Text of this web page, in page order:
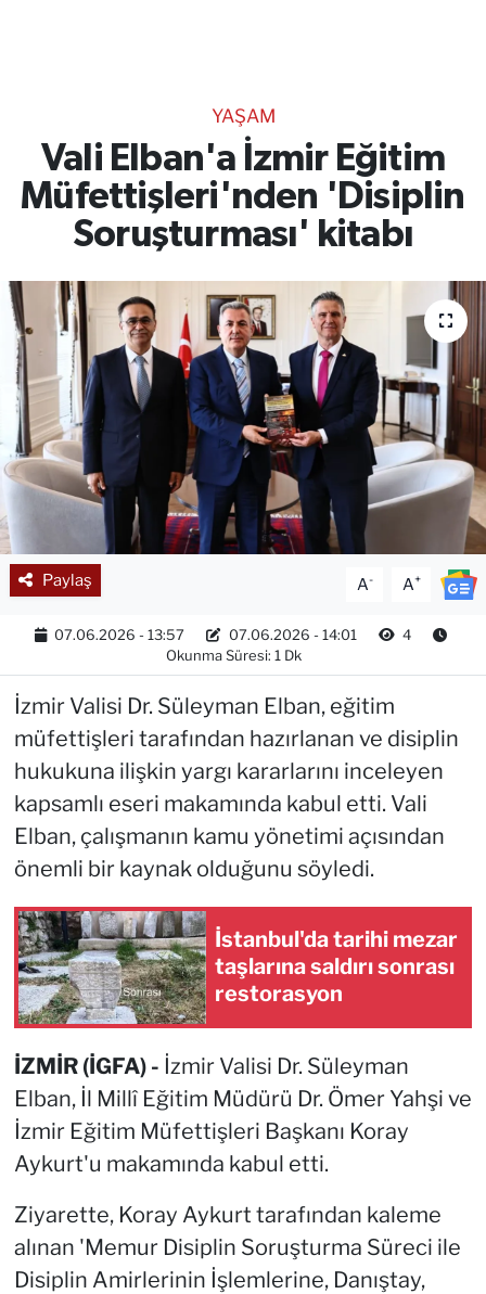
YAŞAM
Vali Elban'a İzmir Eğitim
Müfettişleri'nden 'Disiplin
Soruşturması' kitabı
Paylaş A- A+
07.06.2026 - 13:57 07.06.2026 - 14:01
4
Okunma Süresi: 1 Dk
İzmir Valisi Dr. Süleyman Elban, eğitim
müfettişleri tarafından hazırlanan ve disiplin
hukukuna ilişkin yargı kararlarını inceleyen
kapsamlı eseri makamında kabul etti. Vali
Elban, çalışmanın kamu yönetimi açısından
önemli bir kaynak olduğunu söyledi.
İstanbul'da tarihi mezar
taşlarına saldırı sonrası
restorasyon
İZMİR (İGFA) - İzmir Valisi Dr. Süleyman
Elban, İl Millî Eğitim Müdürü Dr. Ömer Yahşi ve
İzmir Eğitim Müfettişleri Başkanı Koray
Aykurt'u makamında kabul etti.
Ziyarette, Koray Aykurt tarafından kaleme
alınan 'Memur Disiplin Soruşturma Süreci ile
Disiplin Amirlerinin İşlemlerine, Danıştay,
RESMİ İLANLAR
Gencsesfm Canlı Dinle